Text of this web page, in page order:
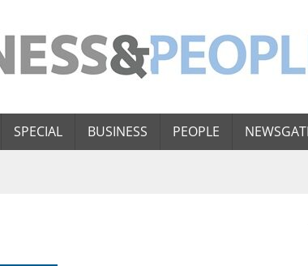
SPECIAL BUSINESS PEOPLE